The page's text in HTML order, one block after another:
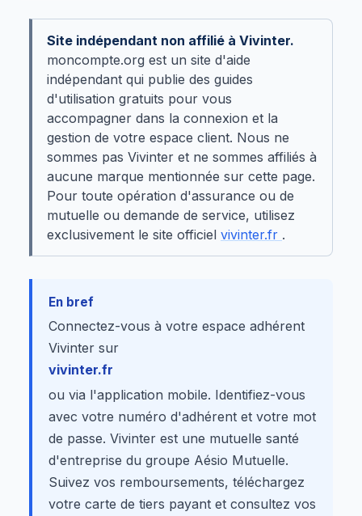
Site indépendant non affilié à Vivinter.
moncompte.org est un site d'aide
indépendant qui publie des guides
d'utilisation gratuits pour vous
accompagner dans la connexion et la
gestion de votre espace client. Nous ne
sommes pas Vivinter et ne sommes affiliés à
aucune marque mentionnée sur cette page.
Pour toute opération d'assurance ou de
mutuelle ou demande de service, utilisez
exclusivement le site officiel vivinter.fr .
En bref
Connectez-vous à votre espace adhérent
Vivinter sur
vivinter.fr
ou via l'application mobile. Identifiez-vous
avec votre numéro d'adhérent et votre mot
de passe. Vivinter est une mutuelle santé
d'entreprise du groupe Aésio Mutuelle.
Suivez vos remboursements, téléchargez
votre carte de tiers payant et consultez vos